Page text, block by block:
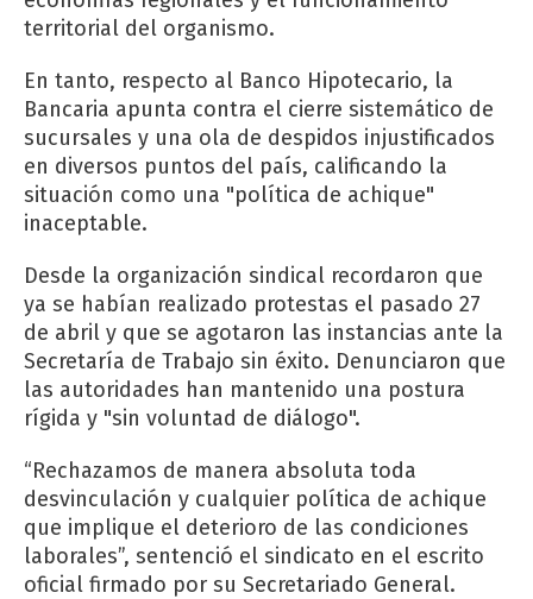
territorial del organismo.
En tanto, respecto al Banco Hipotecario, la
Bancaria apunta contra el cierre sistemático de
sucursales y una ola de despidos injustificados
en diversos puntos del país, calificando la
situación como una "política de achique"
inaceptable.
Desde la organización sindical recordaron que
ya se habían realizado protestas el pasado 27
de abril y que se agotaron las instancias ante la
Secretaría de Trabajo sin éxito. Denunciaron que
las autoridades han mantenido una postura
rígida y "sin voluntad de diálogo".
“Rechazamos de manera absoluta toda
desvinculación y cualquier política de achique
que implique el deterioro de las condiciones
laborales”, sentenció el sindicato en el escrito
oficial firmado por su Secretariado General.